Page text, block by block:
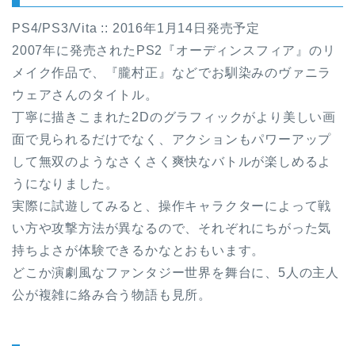
PS4/PS3/Vita :: 2016年1月14日発売予定
2007年に発売されたPS2『オーディンスフィア』のリ
メイク作品で、『朧村正』などでお馴染みのヴァニラ
ウェアさんのタイトル。
丁寧に描きこまれた2Dのグラフィックがより美しい画
面で見られるだけでなく、アクションもパワーアップ
して無双のようなさくさく爽快なバトルが楽しめるよ
うになりました。
実際に試遊してみると、操作キャラクターによって戦
い方や攻撃方法が異なるので、それぞれにちがった気
持ちよさが体験できるかなとおもいます。
どこか演劇風なファンタジー世界を舞台に、5人の主人
公が複雑に絡み合う物語も見所。